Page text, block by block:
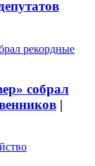
собрал
|